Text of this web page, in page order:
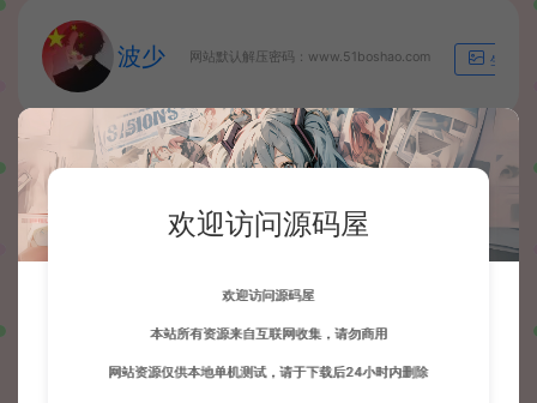
波少 网站默认解压密码：www.51boshao.com 生成海
【逐鹿三国】龙之剑圣+修改公告+关闭内充值+初始化上线满级+文字教程
欢迎访问源码屋
欢迎访问源码屋
本站所有资源来自互联网收集，请勿商用
网站资源仅供本地单机测试，请于下载后24小时内删除